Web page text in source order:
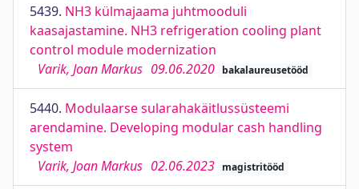
5439. NH3 külmajaama juhtmooduli
kaasajastamine. NH3 refrigeration cooling plant
control module modernization
Varik, Joan Markus 09.06.2020 bakalaureusetööd
5440. Modulaarse sularahakäitlussüsteemi
arendamine. Developing modular cash handling
system
Varik, Joan Markus 02.06.2023 magistritööd